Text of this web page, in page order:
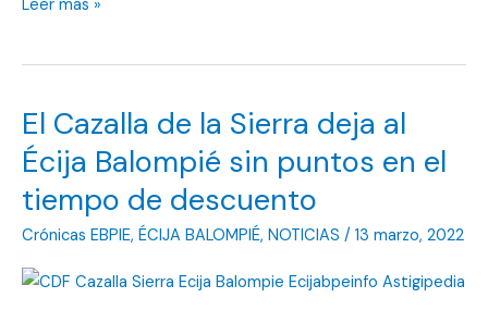
Balompié
a
San
tras
la
última
Leer más »
El Cazalla de la Sierra deja al
Écija Balompié sin puntos en el
tiempo de descuento
Crónicas EBPIE, ÉCIJA BALOMPIÉ, NOTICIAS / 13 marzo, 2022